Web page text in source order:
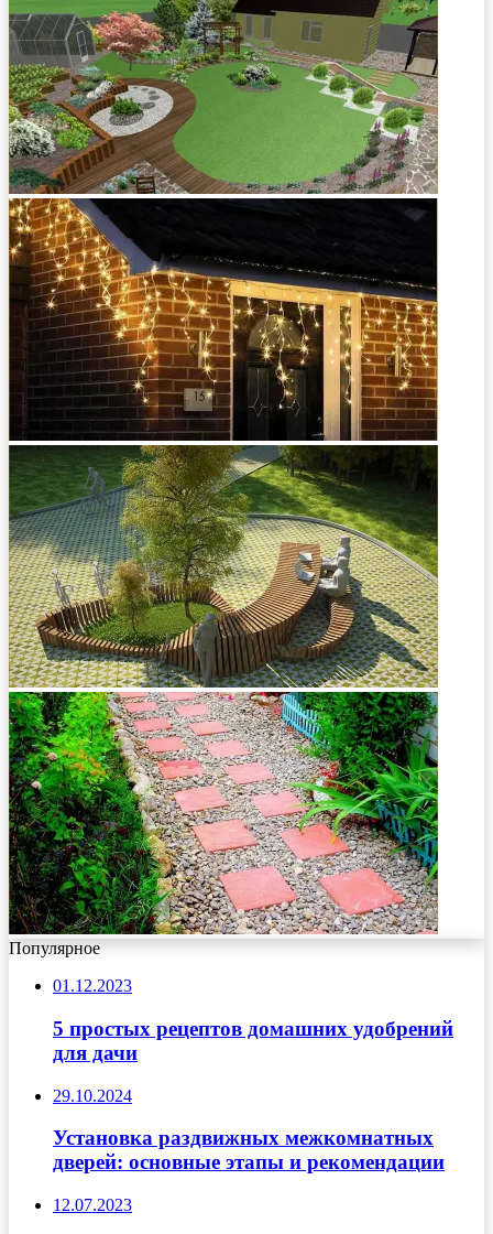
Популярное
01.12.2023
5 простых рецептов домашних удобрений
для дачи
29.10.2024
Установка раздвижных межкомнатных
дверей: основные этапы и рекомендации
12.07.2023